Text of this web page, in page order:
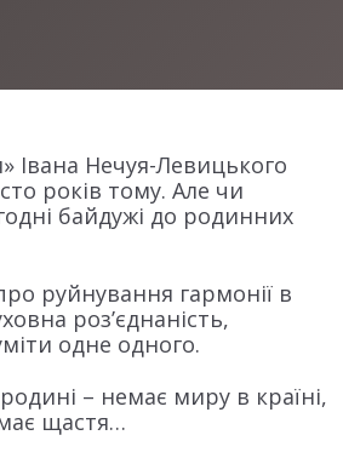
Івана Нечуя-Левицького
років тому. Але чи
байдужі до родинних
руйнування гармонії в
роз’єднаність,
одне одного.
– немає миру в країні,
щастя…